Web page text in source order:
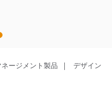
ージメント製品
デザイン